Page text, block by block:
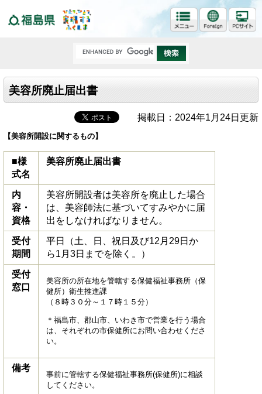
美容所廃止届出書
掲載日：2024年1月24日更新
【美容所開設に関するもの】
■様
式名
美容所廃止届出書
内
容・
資格
美容所開設者は美容所を廃止した場合
は、美容師法に基づいてすみやかに届
出をしなければなりません。
受付
期間
平日（土、日、祝日及び12月29日か
ら1月3日までを除く。）
受付
窓口
美容所の所在地を管轄する保健福祉事務所（保
健所）衛生推進課
（８時３０分～１７時１５分）
＊福島市、郡山市、いわき市で営業を行う場合
は、それぞれの市保健所にお問い合わせくださ
い。
備考
事前に管轄する保健福祉事務所(保健所)に相談
してください。